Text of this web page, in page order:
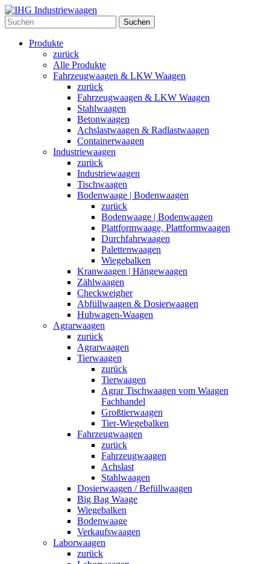
Suchen
Produkte
zurück
Alle Produkte
Fahrzeugwaagen & LKW Waagen
zurück
Fahrzeugwaagen & LKW Waagen
Stahlwaagen
Betonwaagen
Achslastwaagen & Radlastwaagen
Containerwaagen
Industriewaagen
zurück
Industriewaagen
Tischwaagen
Bodenwaage | Bodenwaagen
zurück
Bodenwaage | Bodenwaagen
Plattformwaage, Plattformwaagen
Durchfahrwaagen
Palettenwaagen
Wiegebalken
Kranwaagen | Hängewaagen
Zählwaagen
Checkweigher
Abfüllwaagen & Dosierwaagen
Hubwagen-Waagen
Agrarwaagen
zurück
Agrarwaagen
Tierwaagen
zurück
Tierwaagen
Agrar Tischwaagen vom Waagen
Fachhandel
Großtierwaagen
Tier-Wiegebalken
Fahrzeugwaagen
zurück
Fahrzeugwaagen
Achslast
Stahlwaagen
Dosierwaagen / Befüllwaagen
Big Bag Waage
Wiegebalken
Bodenwaage
Verkaufswaagen
Laborwaagen
zurück